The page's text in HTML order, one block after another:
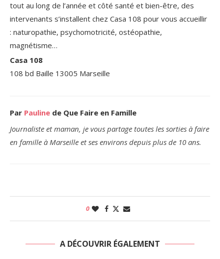
tout au long de l’année et côté santé et bien-être, des
intervenants s’installent chez Casa 108 pour vous accueillir
: naturopathie, psychomotricité, ostéopathie,
magnétisme…
Casa 108
108 bd Baille 13005 Marseille
Par Pauline de Que Faire en Famille
Journaliste et maman, je vous partage toutes les sorties à faire
en famille à Marseille et ses environs depuis plus de 10 ans.
0
A DÉCOUVRIR ÉGALEMENT